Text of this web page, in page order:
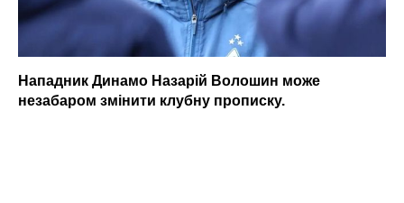
Нападник Динамо Назарій Волошин може
незабаром змінити клубну прописку.